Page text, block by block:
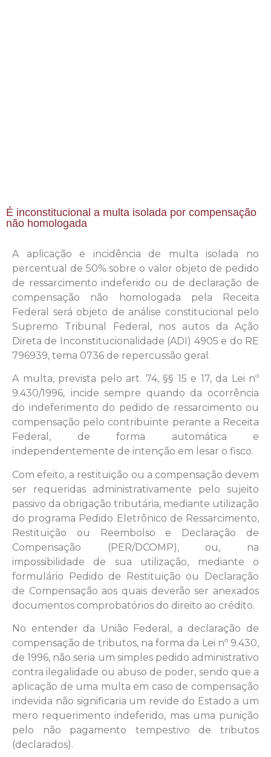
É inconstitucional a multa isolada por compensação
não homologada
A aplicação e incidência de multa isolada no
percentual de 50% sobre o valor objeto de pedido
de ressarcimento indeferido ou de declaração de
compensação não homologada pela Receita
Federal será objeto de análise constitucional pelo
Supremo Tribunal Federal, nos autos da Ação
Direta de Inconstitucionalidade (ADI) 4905 e do RE
796939, tema 0736 de repercussão geral.
A multa, prevista pelo art. 74, §§ 15 e 17, da Lei nº
9.430/1996, incide sempre quando da ocorrência
do indeferimento do pedido de ressarcimento ou
compensação pelo contribuinte perante a Receita
Federal, de forma automática e
independentemente de intenção em lesar o fisco.
Com efeito, a restituição ou a compensação devem
ser requeridas administrativamente pelo sujeito
passivo da obrigação tributária, mediante utilização
do programa Pedido Eletrônico de Ressarcimento,
Restituição ou Reembolso e Declaração de
Compensação (PER/DCOMP), ou, na
impossibilidade de sua utilização, mediante o
formulário Pedido de Restituição ou Declaração
de Compensação aos quais deverão ser anexados
documentos comprobatórios do direito ao crédito.
No entender da União Federal, a declaração de
compensação de tributos, na forma da Lei nº 9.430,
de 1996, não seria um simples pedido administrativo
contra ilegalidade ou abuso de poder, sendo que a
aplicação de uma multa em caso de compensação
indevida não significaria um revide do Estado a um
mero requerimento indeferido, mas uma punição
pelo não pagamento tempestivo de tributos
(declarados).